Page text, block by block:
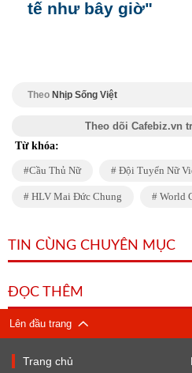
tế như bây giờ"
Theo Nhịp Sống Việt
Theo dõi Cafebiz.vn
Từ khóa:
Cầu Thủ Nữ Đội Tuyển Nữ
HLV Mai Đức Chung World
TIN CÙNG CHUYÊN MỤC
ĐỌC THÊM
Lên đầu trang
Trang chủ